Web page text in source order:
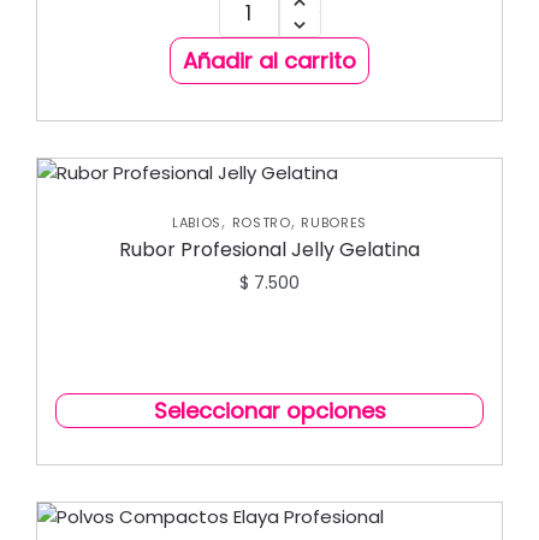
Añadir al carrito
LABIOS, ROSTRO, RUBORES
Rubor Profesional Jelly Gelatina
$ 7.500
Seleccionar opciones